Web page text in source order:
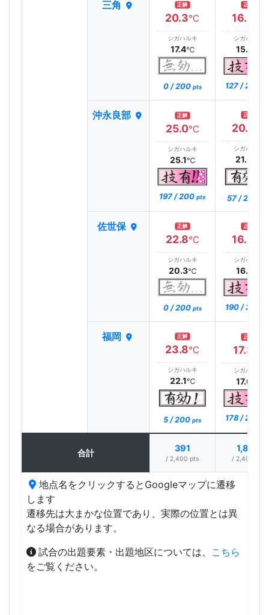
三角 正解
20.3℃
シガハルキ
17.4℃
0 / 200 pts
正解
16.3
シガハルキ
15.7
127 / 200
沖永良部 正解
25.0℃
シガハルキ
25.1℃
197 / 200 pts
正解
20.0
シガハルキ
21.0
57 / 200
佐世保 正解
22.8℃
シガハルキ
20.3℃
0 / 200 pts
正解
16.9
シガハルキ
16.7
190 / 200
福岡 正解
23.8℃
シガハルキ
22.1℃
5 / 200 pts
正解
17.3
シガハルキ
17.0
178 / 200
合計 391
/ 2,400 pts
1,839
/ 2,400 pts
地点名をクリックするとGoogleマップに遷移
します
遷移先は大まかな位置であり、実際の位置とは異
なる場合があります。
試合の出題要素・出題地区については、 こちら
をご覧ください。